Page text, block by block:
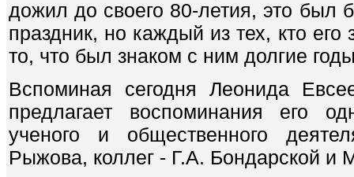
дожил до своего 80-летия, это был
праздник, но каждый из тех, кто его
то, что был знаком с ним долгие
Вспоминая сегодня Леонида
предлагает воспоминания его
ученого и общественного
Рыжова, коллег - Г.А. Бондарской и